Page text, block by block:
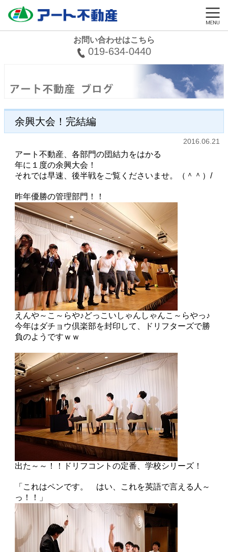
お問い合わせはこちら
019-634-0440
余興大会！完結編
2016.06.21
アート不動産、各部門の団結力をはかる
年に１度の余興大会！
それでは早速、後半戦をご覧くださいませ。（＾＾）/
昨年優勝の管理部門！！
えんや～こ～らや♪どっこいしゃんしゃんこ～らやっ♪
今年はダチョウ倶楽部を封印して、ドリフターズで勝
負のようですｗｗ
出た～～！！ドリフコントの定番、学校シリーズ！
「これはペンです。 はい、これを英語で言える人～
っ！！」